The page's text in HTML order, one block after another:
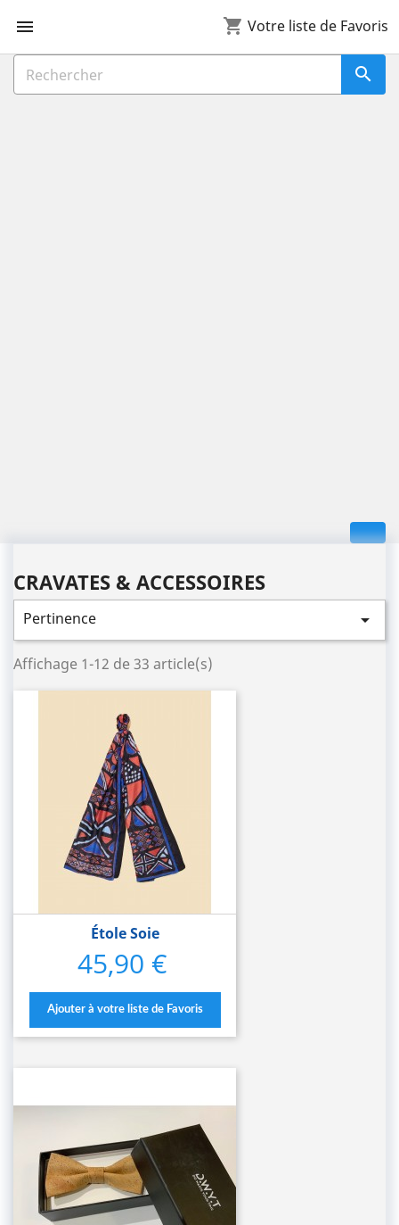
 shopping_cart Votre liste de Favoris

CRAVATES & ACCESSOIRES
Pertinence 
Affichage 1-12 de 33 article(s)
Étole Soie
Prix
45,90 €
Ajouter à votre liste de Favoris